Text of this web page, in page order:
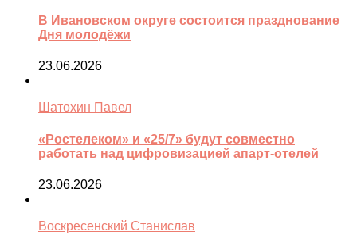
В Ивановском округе состоится празднование
Дня молодёжи
23.06.2026
Шатохин Павел
«Ростелеком» и «25/7» будут совместно
работать над цифровизацией апарт-отелей
23.06.2026
Воскресенский Станислав